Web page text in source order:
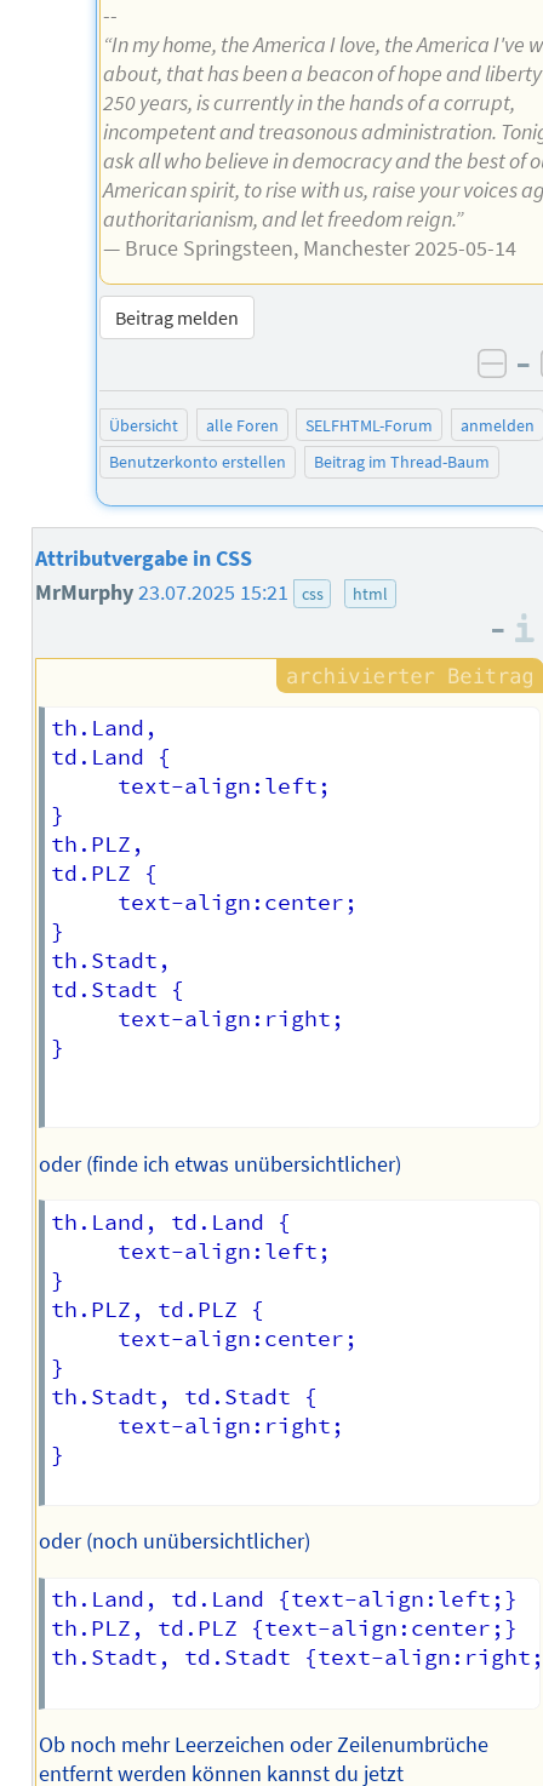
--
“In my home, the America I love, the America I've
about, that has been a beacon of hope and
250 years, is currently in the hands of a corrupt,
incompetent and treasonous administration.
ask all who believe in democracy and the best of
American spirit, to rise with us, raise your voices
authoritarianism, and let freedom reign.”
— Bruce Springsteen, Manchester 2025-05-14
Beitrag melden
–
Übersicht alle Foren SELFHTML-Forum
anmelden
Benutzerkonto erstellen
Beitrag im Thread-Baum
Attributvergabe in CSS
MrMurphy23.07.2025 15:21 css html
–
th.Land,
td.Land {
     text-align:left;
}
th.PLZ,
td.PLZ {
     text-align:center;
}
th.Stadt,
td.Stadt {
     text-align:right;
}
oder (finde ich etwas unübersichtlicher)
th.Land, td.Land {
     text-align:left;
}
th.PLZ, td.PLZ {
     text-align:center;
}
th.Stadt, td.Stadt {
     text-align:right;
}
oder (noch unübersichtlicher)
th.Land, td.Land {text-align:left;}
th.PLZ, td.PLZ {text-align:center;}
th.Stadt, td.Stadt {text-
Ob noch mehr Leerzeichen oder Zeilenumbrüche
entfernt werden können kannst du jetzt